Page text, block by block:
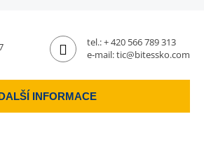
tel.:+ 420 566 789 313
e-mail:tic@bitessko.com
INFORMACE